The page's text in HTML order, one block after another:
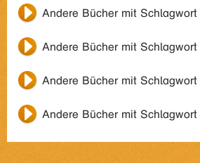
Andere Bücher mit Schlagwort
Andere Bücher mit Schlagwort
Andere Bücher mit Schlagwort
Andere Bücher mit Schlagwort